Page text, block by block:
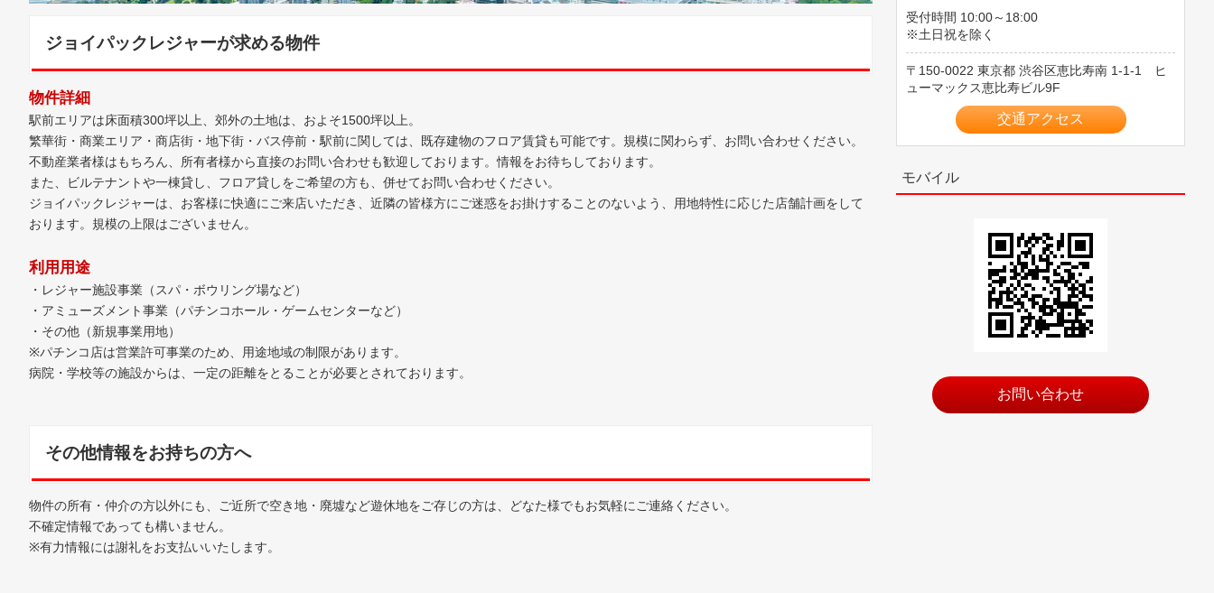
ジョイパックレジャーが求める物件
物件詳細
駅前エリアは床面積300坪以上、郊外の土地は、およそ1500坪以上。
繁華街・商業エリア・商店街・地下街・バス停前・駅前に関しては、既存建物のフロア賃貸も可能です。規模に関わらず、お問い合わせください。
不動産業者様はもちろん、所有者様から直接のお問い合わせも歓迎しております。情報をお待ちしております。
また、ビルテナントや一棟貸し、フロア貸しをご希望の方も、併せてお問い合わせください。
ジョイパックレジャーは、お客様に快適にご来店いただき、近隣の皆様方にご迷惑をお掛けすることのないよう、用地特性に応じた店舗計画をして
おります。規模の上限はございません。
利用用途
・レジャー施設事業（スパ・ボウリング場など）
・アミューズメント事業（パチンコホール・ゲームセンターなど）
・その他（新規事業用地）
※パチンコ店は営業許可事業のため、用途地域の制限があります。
病院・学校等の施設からは、一定の距離をとることが必要とされております。
その他情報をお持ちの方へ
物件の所有・仲介の方以外にも、ご近所で空き地・廃墟など遊休地をご存じの方は、どなた様でもお気軽にご連絡ください。
不確定情報であっても構いません。
※有力情報には謝礼をお支払いいたします。
受付時間 10:00～18:00
※土日祝を除く
150-0022 東京都 渋谷区恵比寿南 1-1-1 ヒ
ューマックス恵比寿ビル9F
交通アクセス
モバイル
お問い合わせ